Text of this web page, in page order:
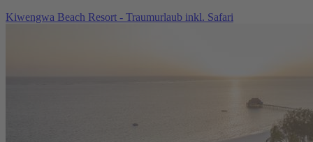
Kiwengwa Beach Resort - Traumurlaub inkl. Safari